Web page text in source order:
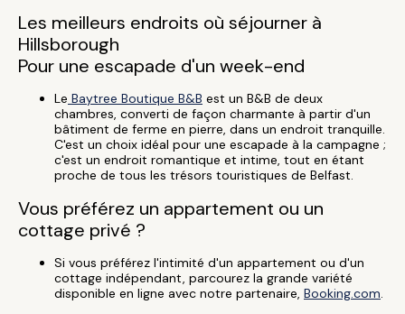
Les meilleurs endroits où séjourner à
Hillsborough
Pour une escapade d'un week-end
Le Baytree Boutique B&B est un B&B de deux
chambres, converti de façon charmante à partir d'un
bâtiment de ferme en pierre, dans un endroit tranquille.
C'est un choix idéal pour une escapade à la campagne ;
c'est un endroit romantique et intime, tout en étant
proche de tous les trésors touristiques de Belfast.
Vous préférez un appartement ou un
cottage privé ?
Si vous préférez l'intimité d'un appartement ou d'un
cottage indépendant, parcourez la grande variété
disponible en ligne avec notre partenaire, Booking.com.